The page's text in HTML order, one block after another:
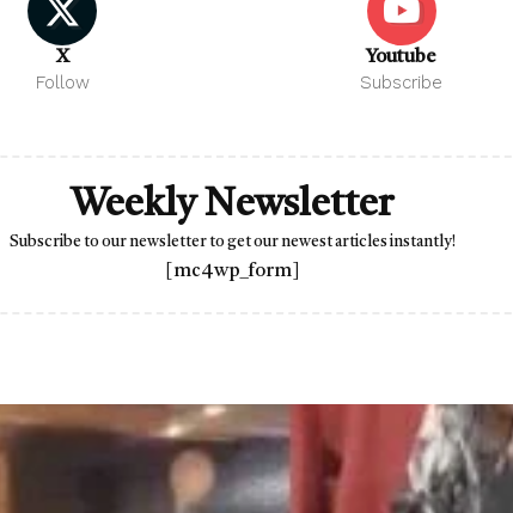
X
Follow
Youtube
Subscribe
Weekly Newsletter
Subscribe to our newsletter to get our newest articles instantly!
[mc4wp_form]